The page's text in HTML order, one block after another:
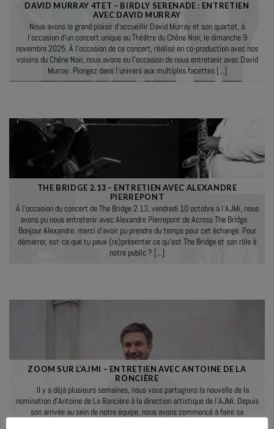
DAVID MURRAY 4TET – BIRDLY SERENADE : ENTRETIEN
AVEC DAVID MURRAY
Nous avons le grand plaisir d’accueillir David Murray et son quartet, à
l’occasion d’un concert unique au Théâtre du Chêne Noir, le dimanche 9
novembre 2025. À l’occasion de ce concert, réalisé en co-production avec nos
voisins du Chêne Noir, nous avons eu l’occasion de nous entretenir avec David
Murray. Plongez dans l’univers aux multiples facettes [...]
THE BRIDGE 2.13 – ENTRETIEN AVEC ALEXANDRE
PIERREPONT
À l’occasion du concert de The Bridge 2.13, vendredi 10 octobre à l’AJMi, nous
avons pu nous entretenir avec Alexandre Pierrepont de Across The Bridge.
Bonjour Alexandre, merci d’avoir pu prendre du temps pour cet échange. Pour
démarrer, est-ce que tu peux (re)présenter ce qu’est The Bridge et son rôle à
notre public ? [...]
ZOOM SUR L’AJMI – ENTRETIEN AVEC ANTOINE DE LA
RONCIÈRE
Il y a déjà plusieurs semaines, nous vous partagions la nouvelle de la
nomination d’Antoine de La Roncière à la direction artistique de l’AJMi. Depuis
son arrivée au sein de notre équipe, nous avons commencé à faire sa